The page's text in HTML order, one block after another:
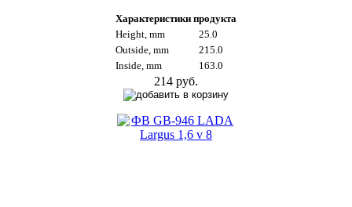
Характеристики продукта
Height, mm
25.0
Outside, mm
215.0
Inside, mm
163.0
214 руб.